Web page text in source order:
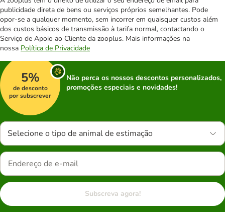
publicidade direta de bens ou serviços próprios semelhantes. Pode
opor-se a qualquer momento, sem incorrer em quaisquer custos além
dos custos básicos de transmissão à tarifa normal, contactando o
Serviço de Apoio ao Cliente da zooplus. Mais informações na
nossa Política de Privacidade
5%
de desconto
por subscrever
Não perca os nossos descontos personalizados,
promoções especiais e novidades!
Selecione o tipo de animal de estimação
Subscreva agora!